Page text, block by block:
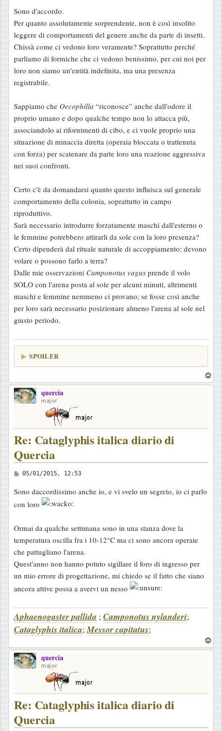
s
s
a
g
g
i
o
Sono d'accordo.
Per quanto assolutamente sorprendente, non è così insolito
leggere di comportamenti del genere anche da parte di insetti.
Chissà come ci vedono loro veramente? Soprattutto perché
parliamo di formiche che ci vedono benissimo, per cui noi per
loro non siamo un'entità indefinita, ma una presenza
registrabile.
Sappiamo che Oecophilla “riconosce” anche dall'odore il
proprio umano e dopo qualche tempo non lo attacca più,
associandolo ai rifornimenti di cibo, e ci vuole proprio una
situazione di minaccia diretta (operaia bloccata o trattenuta
con forza) per scatenare da parte loro una reazione aggressiva
nei suoi confronti.
Certo c'è da domandarsi quanto questo influisca sul generale
comportamento della colonia, soprattutto in campo
riproduttivo.
Sarà necessario introdurre forzatamente maschi dall'esterno o
le femmine potrebbero attirarli da sole con la loro presenza?
Certo dipenderà dal rituale naturale di accoppiamento: devono
volare o possono farlo a terra?
Dalle mie osservazioni Camponotus vagus prende il volo
SOLO con l'arena posta al sole per alcuni minuti, altrimenti
maschi e femmine nemmeno ci provano; se fosse così anche
per loro sarà necessario posizionare almeno l'arena al sole nel
giusto periodo.
SPOILER
o
quercia
major
Re: Cataglyphis italica diario di
Quercia
M
s
s
g
g
i
o
05/01/2015, 12:53
Sono daccordissimo anche io, e vi svelo un segreto, io ci parlo
con loro
Ormai da qualche settimana sono in una stanza dove la
temperatura oscilla fra i 10-12°C ma ci sono ancora operaie
che pattugliano l'arena.
Quest'anno non hanno potuto sigillare il foro di ingresso per
un mio errore di progettazione, mi chiedo se il fatto che siano
ancora attive possa a avervi un nesso
Aphaenogaster pallida ; Camponotus nylanderi;
Cataglyphis italica; Messor capitatus;
o
quercia
major
Re: Cataglyphis italica diario di
Quercia